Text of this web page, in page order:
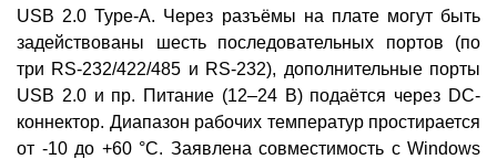
USB 2.0 Type-A. Через разъёмы на плате могут быть
задействованы шесть последовательных портов (по
три RS-232/422/485 и RS-232), дополнительные порты
USB 2.0 и пр. Питание (12–24 В) подаётся через DC-
коннектор. Диапазон рабочих температур простирается
от -10 до +60 °C. Заявлена совместимость с Windows